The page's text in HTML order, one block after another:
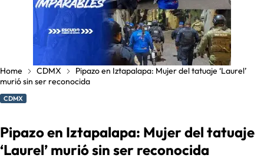
Home CDMX
Pipazo en Iztapalapa: Mujer del tatuaje ‘Laurel’
murió sin ser reconocida
CDMX
Pipazo en Iztapalapa: Mujer del tatuaje
‘Laurel’ murió sin ser reconocida